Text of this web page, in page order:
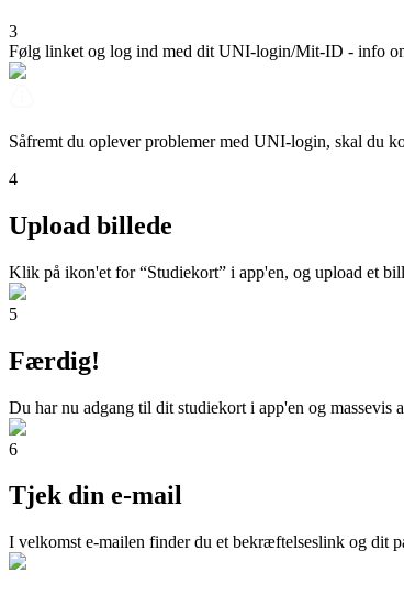
3
Følg linket og log ind med dit UNI-login/Mit-ID - info
Såfremt du oplever problemer med UNI-login, skal du
4
Upload billede
Klik på ikon'et for “Studiekort” i app'en, og upload et
5
Færdig!
Du har nu adgang til dit studiekort i app'en og massevis
6
Tjek din e-mail
I velkomst e-mailen finder du et bekræftelseslink og dit